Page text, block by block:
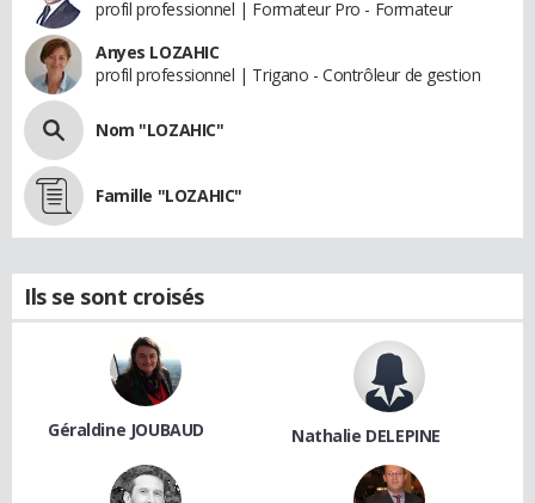
profil professionnel | Formateur Pro - Formateur
Anyes LOZAHIC
profil professionnel | Trigano - Contrôleur de gestion
Nom "LOZAHIC"
Famille "LOZAHIC"
Ils se sont croisés
Géraldine JOUBAUD Nathalie DELEPINE